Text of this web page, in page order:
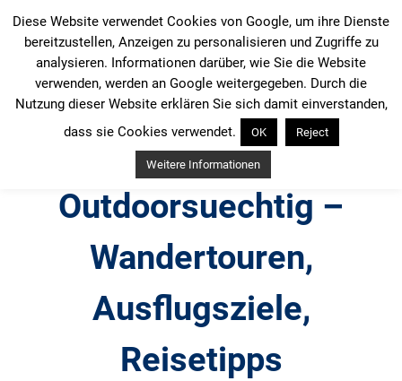
Inhalt
springen
Outdoorsuechtig –
Wandertouren,
Ausflugsziele,
Reisetipps
Diese Website verwendet Cookies von Google, um ihre Dienste
bereitzustellen, Anzeigen zu personalisieren und Zugriffe zu
analysieren. Informationen darüber, wie Sie die Website
verwenden, werden an Google weitergegeben. Durch die
Nutzung dieser Website erklären Sie sich damit einverstanden,
dass sie Cookies verwendet.
OK Reject
Weitere Informationen